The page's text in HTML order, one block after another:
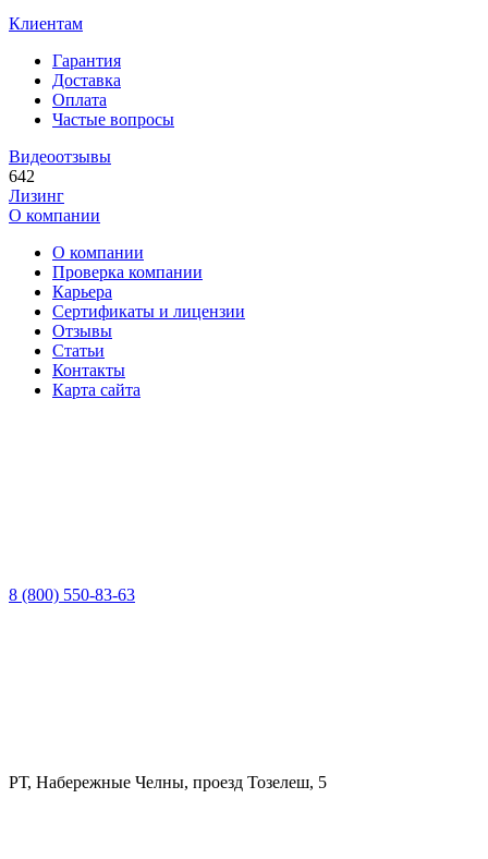
Клиентам
Гарантия
Доставка
Оплата
Частые вопросы
Видеоотзывы
642
Лизинг
О компании
О компании
Проверка компании
Карьера
Сертификаты и лицензии
Отзывы
Статьи
Контакты
Карта сайта
8 (800) 550-83-63
РТ, Набережные Челны, проезд Тозелеш, 5